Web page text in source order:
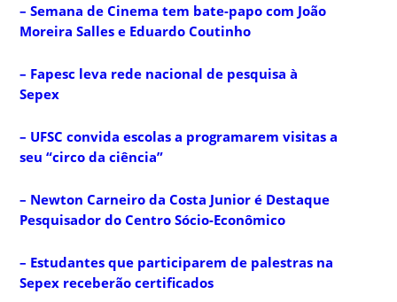
– Semana de Cinema tem bate-papo com João
Moreira Salles e Eduardo Coutinho
– Fapesc leva rede nacional de pesquisa à
Sepex
– UFSC convida escolas a programarem visitas a
seu “circo da ciência”
– Newton Carneiro da Costa Junior é Destaque
Pesquisador do Centro Sócio-Econômico
– Estudantes que participarem de palestras na
Sepex receberão certificados